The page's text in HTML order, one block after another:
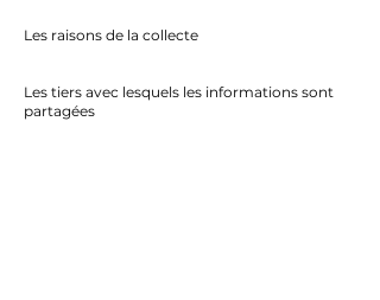
Les raisons de la collecte
Les tiers avec lesquels les informations sont
partagées